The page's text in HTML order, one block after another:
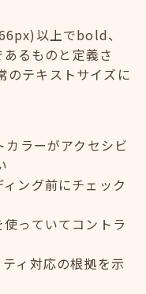
以上でbold、
るものと定義さ
のテキストサイズに
ラーがアクセシビ
ング前にチェック
っていてコントラ
ィ対応の根拠を示